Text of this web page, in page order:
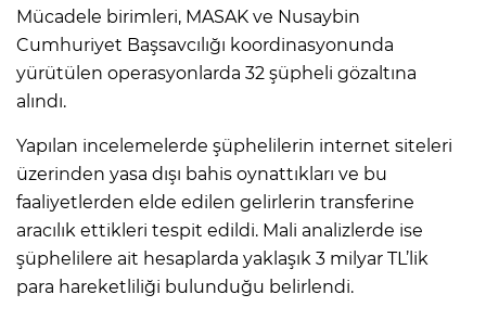
Mücadele birimleri, MASAK ve Nusaybin
Cumhuriyet Başsavcılığı koordinasyonunda
yürütülen operasyonlarda 32 şüpheli gözaltına
alındı.
Yapılan incelemelerde şüphelilerin internet siteleri
üzerinden yasa dışı bahis oynattıkları ve bu
faaliyetlerden elde edilen gelirlerin transferine
aracılık ettikleri tespit edildi. Mali analizlerde ise
şüphelilere ait hesaplarda yaklaşık 3 milyar TL’lik
para hareketliliği bulunduğu belirlendi.